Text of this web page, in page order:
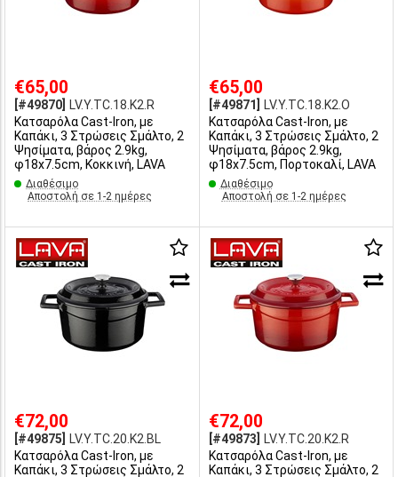
€65,00
[#49870]
LV.Y.TC.18.K2.R
Κατσαρόλα Cast-Iron, με
Καπάκι, 3 Στρώσεις Σμάλτο, 2
Ψησίματα, βάρος 2.9kg,
φ18x7.5cm, Κοκκινή, LAVA
Διαθέσιμο
Αποστολή σε 1-2 ημέρες
€65,00
[#49871]
LV.Y.TC.18.K2.O
Κατσαρόλα Cast-Iron, με
Καπάκι, 3 Στρώσεις Σμάλτο, 2
Ψησίματα, βάρος 2.9kg,
φ18x7.5cm, Πορτοκαλί, LAVA
Διαθέσιμο
Αποστολή σε 1-2 ημέρες
€72,00
[#49875]
LV.Y.TC.20.K2.BL
Κατσαρόλα Cast-Iron, με
Καπάκι, 3 Στρώσεις Σμάλτο, 2
€72,00
[#49873]
LV.Y.TC.20.K2.R
Κατσαρόλα Cast-Iron, με
Καπάκι, 3 Στρώσεις Σμάλτο, 2